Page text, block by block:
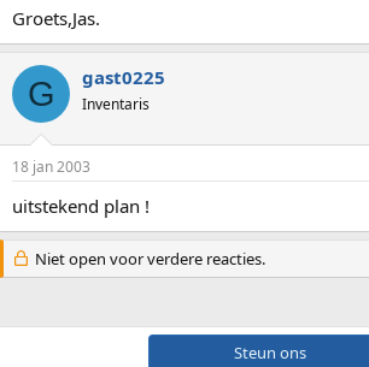
Groets,Jas.
G gast0225
Inventaris
18 jan 2003
uitstekend plan !
Niet open voor verdere reacties.
Steun ons